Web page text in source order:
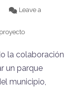
Leave a
la colaboración
un parque
municipio,